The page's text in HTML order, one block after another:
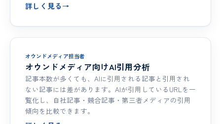
詳しく見る→
オウンドメディア担当者
オウンドメディア向けAI引用分析
記事本数が多くても、AIに引用される記事と引用され
ない記事には差があります。AIが引用しているURLを一
覧化し、自社記事・競合記事・第三者メディアの引用
傾向を比較できます。